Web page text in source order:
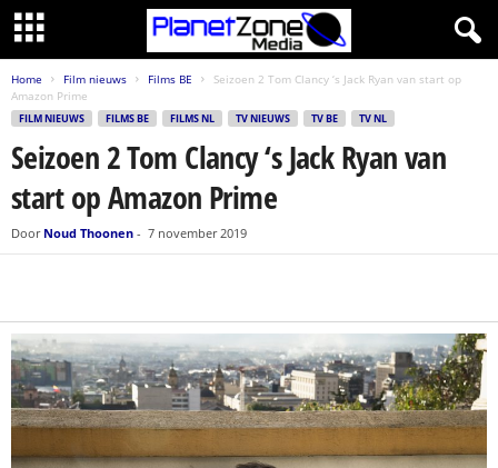
Home Film nieuws Films BE
Seizoen 2 Tom Clancy ‘s Jack Ryan van start op
Amazon Prime
FILM NIEUWS FILMS BE FILMS NL TV NIEUWS TV BE TV NL
Seizoen 2 Tom Clancy ‘s Jack Ryan van
start op Amazon Prime
Door Noud Thoonen - 7 november 2019